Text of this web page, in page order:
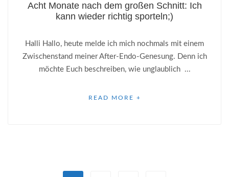
Acht Monate nach dem großen Schnitt: Ich
kann wieder richtig sporteln;)
Halli Hallo, heute melde ich mich nochmals mit einem
Zwischenstand meiner After-Endo-Genesung. Denn ich
möchte Euch beschreiben, wie unglaublich ...
READ MORE +